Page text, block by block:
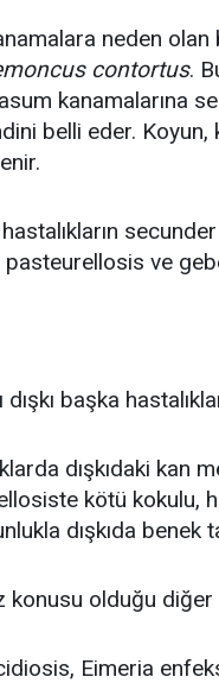
neden
contortus.
kanamalarına
belli eder.
pasteurellosis ve
dışkı başka
dışkıdaki kan
kötü kokulu,
dışkıda benek
konusu olduğu diğer
Eimeria